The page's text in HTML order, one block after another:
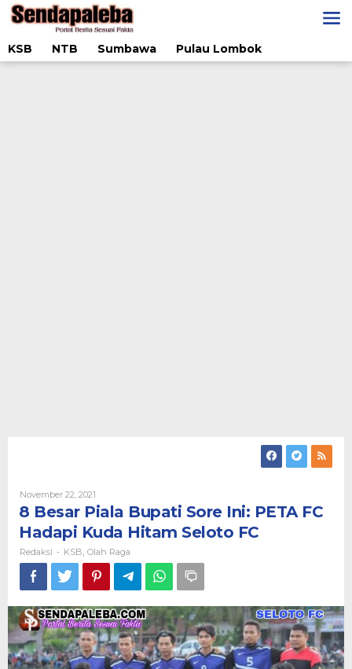
Lewati
ke
KSB
NTB Sumbawa Pulau Lombok
November 22, 2021
Redaksi
8 Besar Piala Bupati Sore Ini: PETA FC
Hadapi Kuda Hitam Seloto FC
Redaksi - KSB Olah Raga